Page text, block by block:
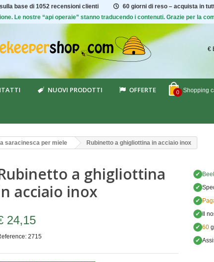
sulla base di 1052 recensioni clienti 60 giorni di reso – acquista in
Le nostre “api operaie” stanno traducendo i contenuti. Grazie per la
€
0 Shopping
NUOVI PRODOTTI OFFERTE
saracinesca per miele Rubinetto a ghigliottina in acciaio inox
a ghigliottina
acciaio inox
24,15
2715
✔
✔
✔
✔ Il
✔ 60
✔